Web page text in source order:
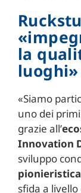
la
luoghi»
«Siamo
uno dei
grazie all’
Innovation
sviluppo
pionieristica
sfida a